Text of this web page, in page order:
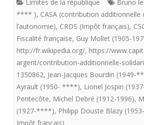
Limites de la république
Bruno
**** ), CASA (contribution additionnelle
l’autonomie), CRDS (Impôt français),
Fiscalité française, Guy Mollet (1905-
http://fr.wikipedia.org/, https://
argent/contribution-additionnelle-
1350862, Jean-Jacques Bourdin (1949-
Ayrault (1950- ****), Lionel Jospin
Pentecôte, Michel Debré (1912-1996),
(1927-****), Philipp Douste Blazy
Impôt français)